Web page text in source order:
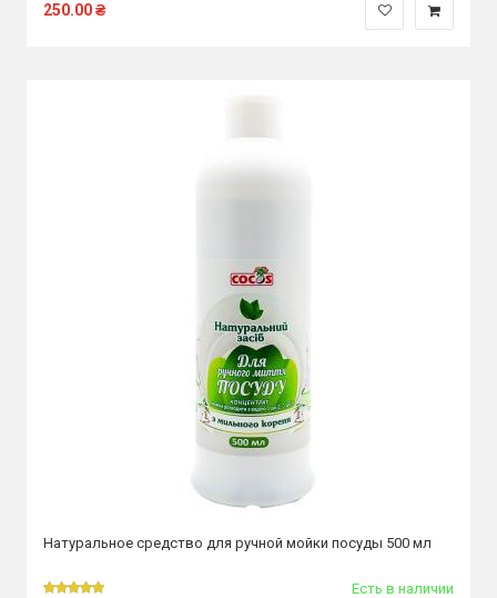
250.00₴
Натуральное средство для ручной мойки посуды 500 мл
Есть в наличии